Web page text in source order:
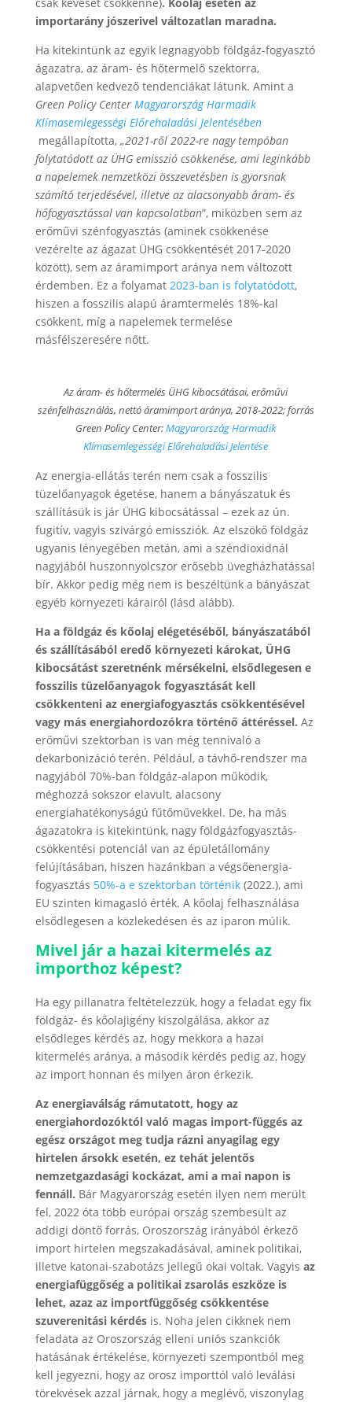
importarány jószerivel változatlan maradna.
Ha kitekintünk az egyik legnagyobb földgáz-fogyasztó
ágazatra, az áram- és hőtermelő szektorra,
alapvetően kedvező tendenciákat látunk. Amint a
Green Policy Center Magyarország Harmadik
Klímasemlegességi Előrehaladási Jelentésében
megállapította, „2021-ről 2022-re nagy tempóban
folytatódott az ÜHG emisszió csökkenése, ami leginkább
a napelemek nemzetközi összevetésben is gyorsnak
számító terjedésével, illetve az alacsonyabb áram- és
hőfogyasztással van kapcsolatban”, miközben sem az
erőművi szénfogyasztás (aminek csökkenése
vezérelte az ágazat ÜHG csökkentését 2017-2020
között), sem az áramimport aránya nem változott
érdemben. Ez a folyamat 2023-ban is folytatódott,
hiszen a fosszilis alapú áramtermelés 18%-kal
csökkent, míg a napelemek termelése
másfélszeresére nőtt.
Az áram- és hőtermelés ÜHG kibocsátásai, erőművi
szénfelhasználás, nettó áramimport aránya, 2018-2022; forrás
Green Policy Center:Magyarország Harmadik
Klímasemlegességi Előrehaladási Jelentése
Az energia-ellátás terén nem csak a fosszilis
tüzelőanyagok égetése, hanem a bányászatuk és
szállításük is jár ÜHG kibocsátással – ezek az ún.
fugitív, vagyis szivárgó emissziók. Az elszökő földgáz
ugyanis lényegében metán, ami a széndioxidnál
nagyjából huszonnyolcszor erősebb üvegházhatással
bír. Akkor pedig még nem is beszéltünk a bányászat
egyéb környezeti kárairól (lásd alább).
Ha a földgáz és kőolaj elégetéséből, bányászatából
és szállításából eredő környezeti károkat, ÜHG
kibocsátást szeretnénk mérsékelni, elsődlegesen e
fosszilis tüzelőanyagok fogyasztását kell
csökkenteni az energiafogyasztás csökkentésével
vagy más energiahordozókra történő áttéréssel. Az
erőművi szektorban is van még tennivaló a
dekarbonizáció terén. Például, a távhő-rendszer ma
nagyjából 70%-ban földgáz-alapon működik,
méghozzá sokszor elavult, alacsony
energiahatékonyságú fűtőművekkel. De, ha más
ágazatokra is kitekintünk, nagy földgázfogyasztás-
csökkentési potenciál van az épületállomány
felújításában, hiszen hazánkban a végsőenergia-
fogyasztás 50%-a e szektorban történik(2022.), ami
EU szinten kimagasló érték. A kőolaj felhasználása
elsődlegesen a közlekedésen és az iparon múlik.
Mivel jár a hazai kitermelés az
importhoz képest?
Ha egy pillanatra feltételezzük, hogy a feladat egy fix
földgáz- és kőolajigény kiszolgálása, akkor az
elsődleges kérdés az, hogy mekkora a hazai
kitermelés aránya, a második kérdés pedig az, hogy
az import honnan és milyen áron érkezik.
Az energiaválság rámutatott, hogy az
energiahordozóktól való magas import-függés az
egész országot meg tudja rázni anyagilag egy
hirtelen ársokk esetén, ez tehát jelentős
nemzetgazdasági kockázat, ami a mai napon is
fennáll. Bár Magyarország esetén ilyen nem merült
fel, 2022 óta több európai ország szembesült az
addigi döntő forrás, Oroszország irányából érkező
import hirtelen megszakadásával, aminek politikai,
illetve katonai-szabotázs jellegű okai voltak. Vagyis az
energiafüggőség a politikai zsarolás eszköze is
lehet, azaz az importfüggőség csökkentése
szuverenitási kérdésis. Noha jelen cikknek nem
feladata az Oroszország elleni uniós szankciók
hatásának értékelése, környezeti szempontból meg
kell jegyezni, hogy az orosz importtól való leválási
törekvések azzal járnak, hogy a meglévő, viszonylag